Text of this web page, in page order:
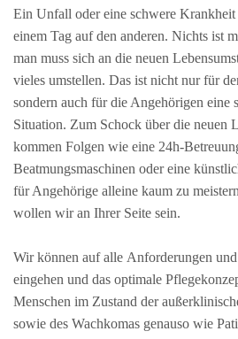
Ein Unfall oder eine schwere Krankheit
einem Tag auf den anderen. Nichts ist
man muss sich an die neuen
vieles umstellen. Das ist nicht nur für
sondern auch für die Angehörigen eine
Situation. Zum Schock über die neuen
kommen Folgen wie eine 24h-
Beatmungsmaschinen oder eine
für Angehörige alleine kaum zu
wollen wir an Ihrer Seite sein.
Wir können auf alle Anforderungen
eingehen und das optimale
Menschen im Zustand der
sowie des Wachkomas genauso wie